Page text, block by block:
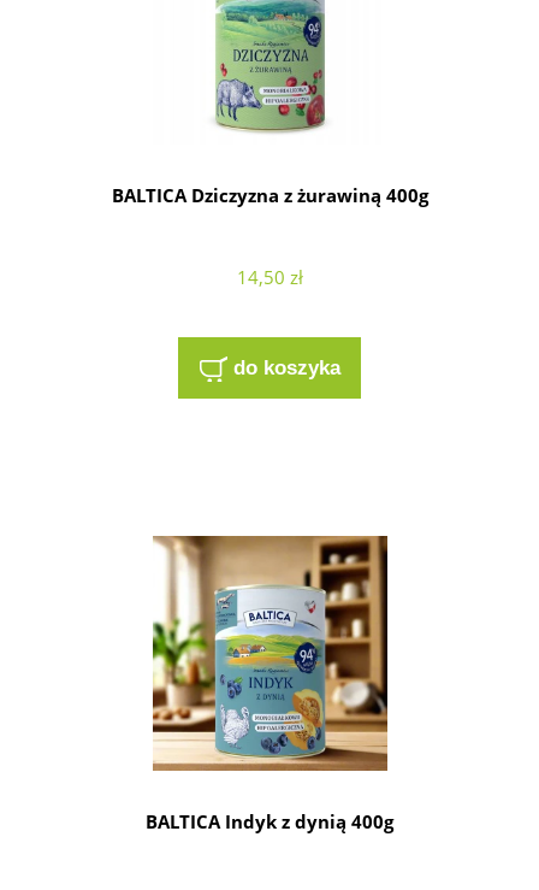
BALTICA Dziczyzna z żurawiną 400g
14,50 zł
do koszyka
BALTICA Indyk z dynią 400g